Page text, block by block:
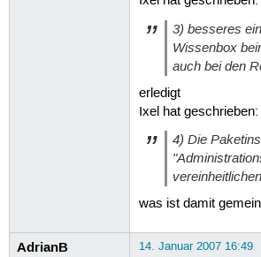
3) besseres
Wissenbox
auch bei den
erledigt
Ixel hat geschrieben:
4) Die
was ist damit
AdrianB 14. Januar 2007 16:49